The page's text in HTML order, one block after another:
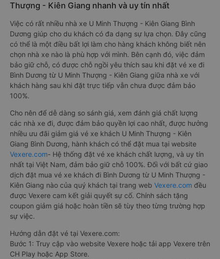
Thượng - Kiên Giang nhanh và uy tín nhất
Việc có rất nhiều nhà xe U Minh Thượng - Kiên Giang Bình
Dương giúp cho du khách có đa dạng sự lựa chọn. Đây cũng
có thể là một điều bất lợi làm cho hàng khách không biết nên
chọn nhà xe nào là phù hợp với mình. Bên cạnh đó, việc đảm
bảo giữ chỗ, có được chỗ ngồi yêu thích sau khi đặt vé xe đi
Bình Dương từ U Minh Thượng - Kiên Giang giữa nhà xe với
khách hàng sau khi đặt trực tiếp vẫn chưa được đảm bảo
100%.
Cho nên để dễ dàng so sánh giá, xem đánh giá chất lượng
các nhà xe đi, được đảm bảo quyền lợi cao nhất, được hưởng
nhiều ưu đãi giảm giá vé xe khách U Minh Thượng - Kiên
Giang Bình Dương, hành khách có thể đặt mua tại website
Vexere.com- Hệ thống đặt vé xe khách chất lượng, và uy tín
nhất tại Việt Nam, đảm bảo giữ chỗ 100%. Đối với bất cứ giao
dịch đặt mua vé xe khách đi Bình Dương từ U Minh Thượng -
Kiên Giang nào của quý khách tại trang web Vexere.com đều
được Vexere cam kết giải quyết sự cố. Chính sách tặng
coupon giảm giá hoặc hoàn tiền sẽ tùy theo từng trường hợp
sự việc.
Hướng dẫn đặt vé tại Vexere.com:
Bước 1: Truy cập vào website Vexere hoặc tải app Vexere trên
CH Play hoặc App Store.